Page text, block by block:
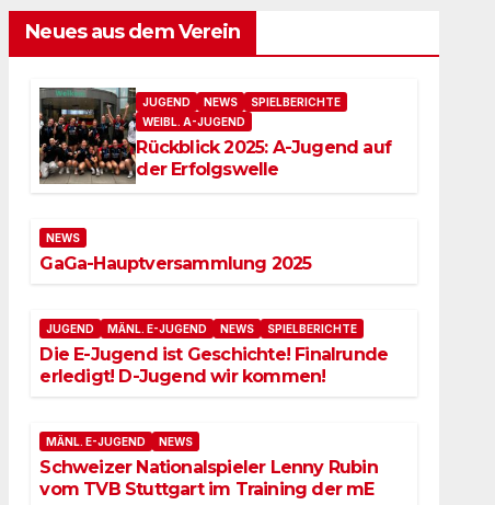
Neues aus dem Verein
JUGEND NEWS
SPIELBERICHTE
WEIBL. A-JUGEND
Rückblick 2025: A-Jugend auf
der Erfolgswelle
NEWS
GaGa-Hauptversammlung 2025
JUGEND MÄNL. E-JUGEND NEWS SPIELBERICHTE
Die E-Jugend ist Geschichte! Finalrunde
erledigt! D-Jugend wir kommen!
MÄNL. E-JUGEND NEWS
Schweizer Nationalspieler Lenny Rubin
vom TVB Stuttgart im Training der mE